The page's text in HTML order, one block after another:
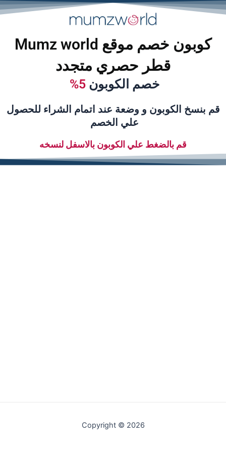
تخطي
إلى
كوبون خصم موقع Mumz world
قطر حصري متجدد
خصم الكوبون 5%
قم بنسخ الكوبون و وضعة عند اتمام الشراء للحصول
علي الخصم
قم بالضغط علي الكوبون بالاسفل لنسخه
Copyright © 2026